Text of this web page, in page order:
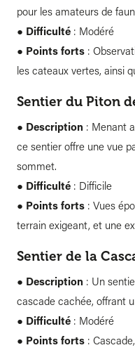
pour les amateurs de
● Difficulté : Modéré
● Points forts :
les cateaux vertes, ainsi
Sentier du Piton
● Description : Menant
ce sentier offre une vue
sommet.
● Difficulté : Difficile
● Points forts : Vues
terrain exigeant, et une
Sentier de la
● Description : Un
cascade cachée, offrant
● Difficulté : Modéré
● Points forts :